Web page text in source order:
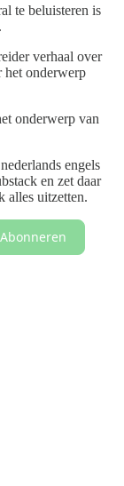
te beluisteren is
verhaal over
het onderwerp
onderwerp van
engels
en zet daar
alles uitzetten.
Abonneren